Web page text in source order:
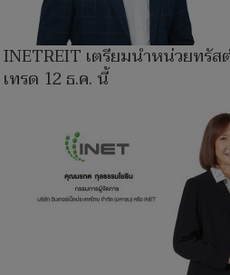
INETREIT เตรียมนำหน่วยทรัส
เทรด 12 ธ.ค. นี้